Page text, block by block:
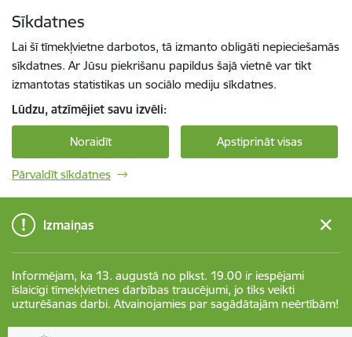
Sīkdatnes
Lai šī tīmekļvietne darbotos, tā izmanto obligāti nepieciešamās
sīkdatnes. Ar Jūsu piekrišanu papildus šajā vietnē var tikt
izmantotas statistikas un sociālo mediju sīkdatnes.
Lūdzu, atzīmējiet savu izvēli:
Noraidīt Apstiprināt visas
Pārvaldīt sīkdatnes
Izmaiņas
Informējam, ka 13. augustā no plkst. 19.00 ir iespējami
īslaicīgi tīmekļvietnes darbības traucējumi, jo tiks veikti
uzturēšanas darbi. Atvainojamies par sagādātajām neērtībām!